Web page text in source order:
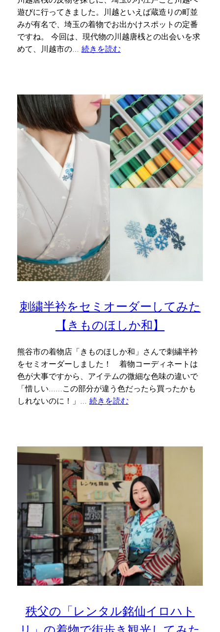
遊びに行ってきました。川越といえば蔵造りの町並
みが有名で、埼玉の着物でお出かけスポットの定番
ですね。 今回は、現代物の川越唐桟との出会いを求
めて、川越市の… 続きを読む
刺繍半衿をセミオーダーしてみた
【きものほしか和】
熊谷市の着物店「きものほしか和」さんで刺繍半衿
をセミオーダーしました！ 着物コーディネートは
色が大事ですから、アイテムの微細な色味の違いで
「惜しい……この部分が違う色だったら買ったかも
しれないのに！」… 続きを読む
秩父の「レンタル銘仙イロハト